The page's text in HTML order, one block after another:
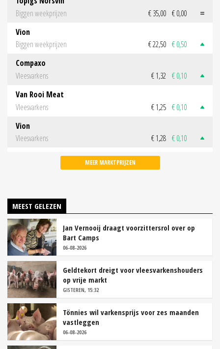
Biggen weekprijzen
€ 35,00 € 0,00
Vion
Biggen weekprijzen
€ 22,50 € 0,50
Compaxo
Vleesvarkens
€ 1,32 € 0,10
Van Rooi Meat
Vleesvarkens
€ 1,25 € 0,10
Vion
Vleesvarkens
€ 1,28 € 0,10
MEER MARKTPRIJZEN
MEEST GELEZEN
Jan Vernooij draagt voorzittersrol over op
Bart Camps
06-08-2026
Geldtekort dreigt voor vleesvarkenshouders
op vrije markt
GISTEREN, 15:32
Tönnies wil varkensprijs voor zes maanden
vastleggen
06-08-2026